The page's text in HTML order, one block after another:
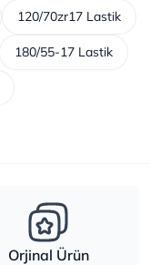
120/70zr17 Lastik
180/55-17 Lastik
Orjinal Ürün